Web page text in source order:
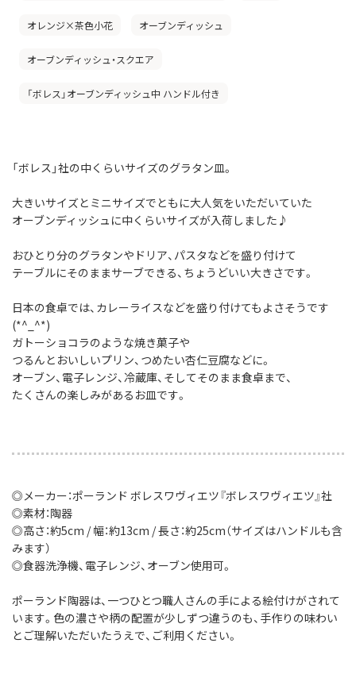
オレンジ×茶色小花 オーブンディッシュ
オーブンディッシュ・スクエア
「ボレス」オーブンディッシュ中 ハンドル付き
「ボレス」社の中くらいサイズのグラタン皿。
大きいサイズとミニサイズでともに大人気をいただいていた
オーブンディッシュに中くらいサイズが入荷しました♪
おひとり分のグラタンやドリア、パスタなどを盛り付けて
テーブルにそのままサーブできる、ちょうどいい大きさです。
日本の食卓では、カレーライスなどを盛り付けてもよさそうです
(*^_^*)
ガトーショコラのような焼き菓子や
つるんとおいしいプリン、つめたい杏仁豆腐などに。
オーブン、電子レンジ、冷蔵庫、そしてそのまま食卓まで、
たくさんの楽しみがあるお皿です。
◎メーカー：ポーランド ボレスワヴィエツ『ボレスワヴィエツ』社
◎素材：陶器
◎高さ：約5cm / 幅：約13cm / 長さ：約25cm（サイズはハンドルも含
みます）
◎食器洗浄機、電子レンジ、オーブン使用可。
ポーランド陶器は、一つひとつ職人さんの手による絵付けがされて
います。色の濃さや柄の配置が少しずつ違うのも、手作りの味わい
とご理解いただいたうえで、ご利用ください。